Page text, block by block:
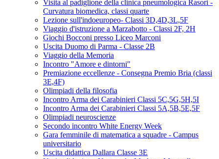
Visita al padiglione della clinica pneumologica Rasori -
Curvatura biomedica, classi quarte
Lezione sull'indoeuropeo- Classi 3D,4D,3L,5F
Viaggio d'istruzione a Marzabotto - Classi 2F, 2H
Giochi Bocconi presso Liceo Marconi
Uscita Duomo di Parma - Classe 2B
Viaggio della Memoria
Incontro "Amore e dintorni"
Premiazione eccellenze - Consegna Premio Bria (classi
3E,4F)
Olimpiadi della filosofia
Incontro Arma dei Carabinieri Classi 5C,5G,5H,5I
Incontro Arma dei Carabinieri Classi 5A,5B,5E,5F
Olimpiadi neuroscienze
Secondo incontro White Energy Week
Gara femminile di matematica a squadre - Campus
universitario
Uscita didattica Dallara Classe 3E